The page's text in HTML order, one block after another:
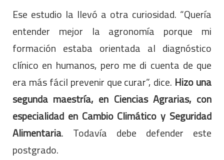
Ese estudio la llevó a otra curiosidad. “Quería
entender mejor la agronomía porque mi
formación estaba orientada al diagnóstico
clínico en humanos, pero me di cuenta de que
era más fácil prevenir que curar”, dice. Hizo una
segunda maestría, en Ciencias Agrarias, con
especialidad en Cambio Climático y Seguridad
Alimentaria. Todavía debe defender este
postgrado.